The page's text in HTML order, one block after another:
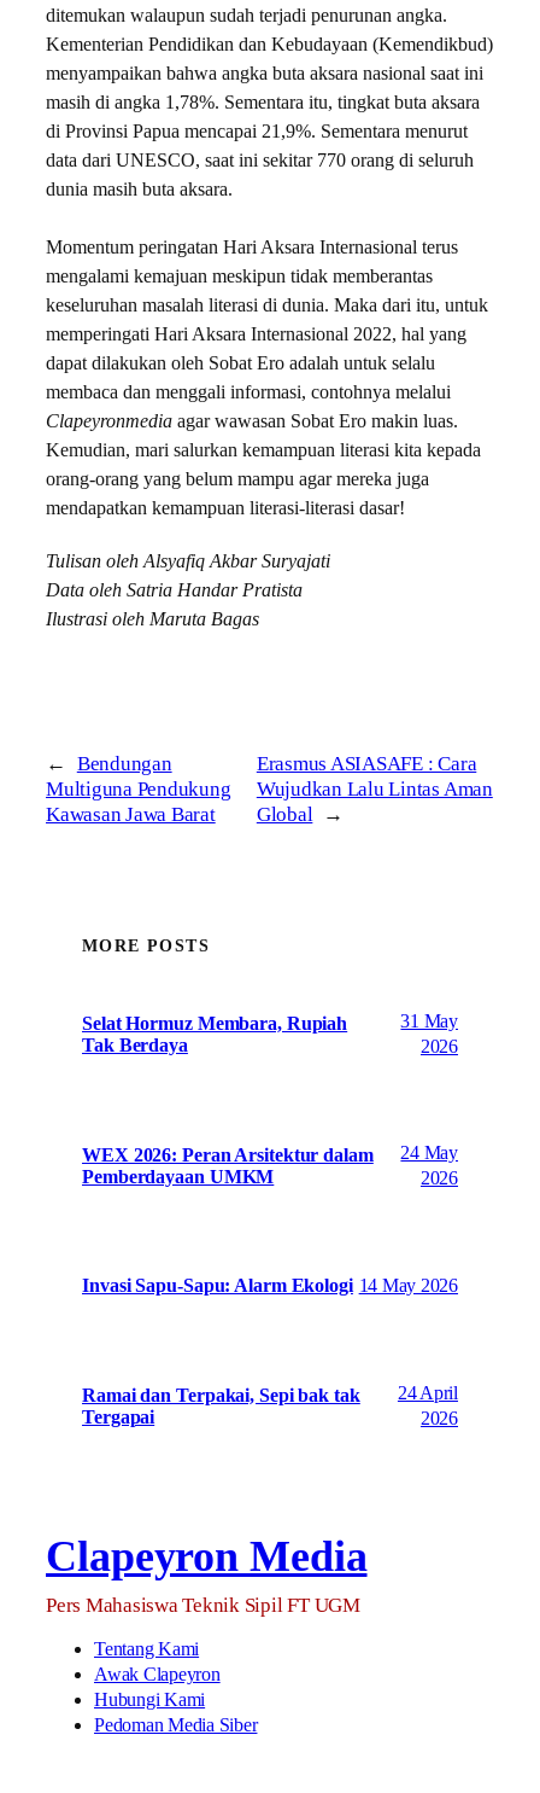
ditemukan walaupun sudah terjadi penurunan angka.
Kementerian Pendidikan dan Kebudayaan (Kemendikbud)
menyampaikan bahwa angka buta aksara nasional saat ini
masih di angka 1,78%. Sementara itu, tingkat buta aksara
di Provinsi Papua mencapai 21,9%. Sementara menurut
data dari UNESCO, saat ini sekitar 770 orang di seluruh
dunia masih buta aksara.
Momentum peringatan Hari Aksara Internasional terus
mengalami kemajuan meskipun tidak memberantas
keseluruhan masalah literasi di dunia. Maka dari itu, untuk
memperingati Hari Aksara Internasional 2022, hal yang
dapat dilakukan oleh Sobat Ero adalah untuk selalu
membaca dan menggali informasi, contohnya melalui
Clapeyronmedia agar wawasan Sobat Ero makin luas.
Kemudian, mari salurkan kemampuan literasi kita kepada
orang-orang yang belum mampu agar mereka juga
mendapatkan kemampuan literasi-literasi dasar!
Tulisan oleh Alsyafiq Akbar Suryajati
Data oleh Satria Handar Pratista
Ilustrasi oleh Maruta Bagas
←
Bendungan
Multiguna Pendukung
Kawasan Jawa Barat
Erasmus ASIASAFE : Cara
Wujudkan Lalu Lintas Aman
Global
→
MORE POSTS
Selat Hormuz Membara, Rupiah
Tak Berdaya
31 May
2026
WEX 2026: Peran Arsitektur dalam
Pemberdayaan UMKM
24 May
2026
Invasi Sapu-Sapu: Alarm Ekologi 14 May 2026
Ramai dan Terpakai, Sepi bak tak
Tergapai
24 April
2026
Clapeyron Media
Pers Mahasiswa Teknik Sipil FT UGM
Tentang Kami
Awak Clapeyron
Hubungi Kami
Pedoman Media Siber